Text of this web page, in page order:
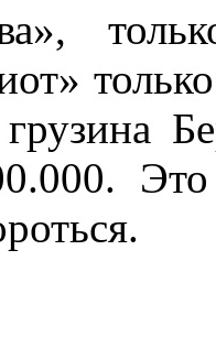
грузина